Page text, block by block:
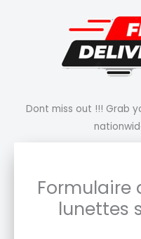
Dont miss out !!! Grab
Formulaire
lunettes